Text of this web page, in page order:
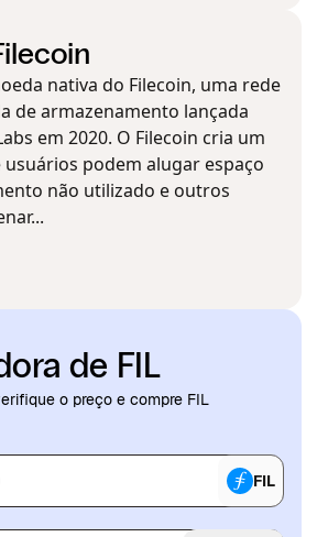
nativa do Filecoin, uma rede
de armazenamento lançada
em 2020. O Filecoin cria um
podem alugar espaço
não utilizado e outros
de FIL
o preço e compre FIL
FIL